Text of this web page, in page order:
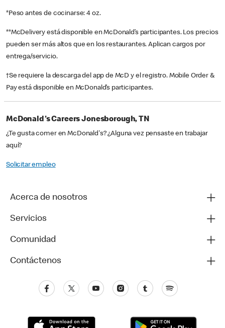
*Peso antes de cocinarse: 4 oz.
**McDelivery está disponible en McDonald’s participantes. Los precios
pueden ser más altos que en los restaurantes. Aplican cargos por
entrega/servicio.
†Se requiere la descarga del app de McD y el registro. Mobile Order &
Pay está disponible en McDonald’s participantes.
McDonald's Careers Jonesborough, TN
¿Te gusta comer en McDonald's? ¿Alguna vez pensaste en trabajar
aquí?
Solicitar empleo
Acerca de nosotros
Servicios
Comunidad
Contáctenos